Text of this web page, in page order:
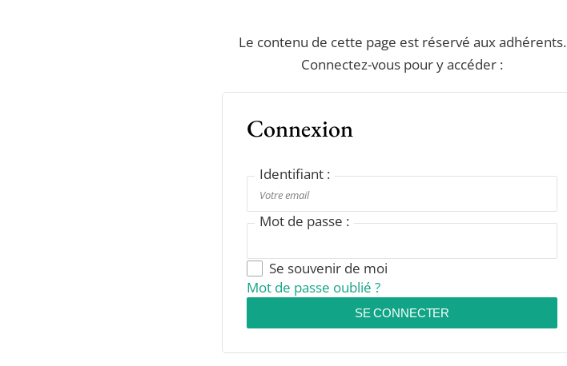
Le contenu de cette page est réservé aux adhérents.
Connectez-vous pour y accéder :
Connexion
Identifiant :
Mot de passe :
Se souvenir de moi
Mot de passe oublié ?
SE CONNECTER